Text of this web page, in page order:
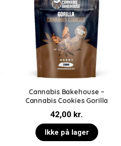
Cannabis Bakehouse –
Cannabis Cookies Gorilla
42,00 kr.
Ikke på lager